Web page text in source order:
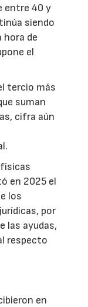
entre 40 y
siendo
hora de
el
tercio más
suman
cifra aún
en 2025 el
los
por
las ayudas,
respecto
en